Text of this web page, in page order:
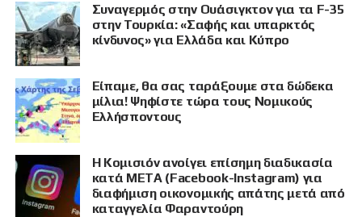
Συναγερμός στην Ουάσιγκτον για τα F-35
στην Τουρκία: «Σαφής και υπαρκτός
κίνδυνος» για Ελλάδα και Κύπρο
Είπαμε, θα σας ταράξουμε στα δώδεκα
μίλια! Ψηφίστε τώρα τους Νομικούς
Ελλήσποντους
Η Κομισιόν ανοίγει επίσημη διαδικασία
κατά META (Facebook-Instagram) για
διαφήμιση οικονομικής απάτης μετά από
καταγγελία Φαραντούρη